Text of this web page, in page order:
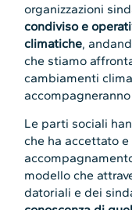
organizzazioni
condiviso e
climatiche,
che stiamo
cambiamenti
Le parti sociali
che ha accettato e
modello che
datoriali e dei